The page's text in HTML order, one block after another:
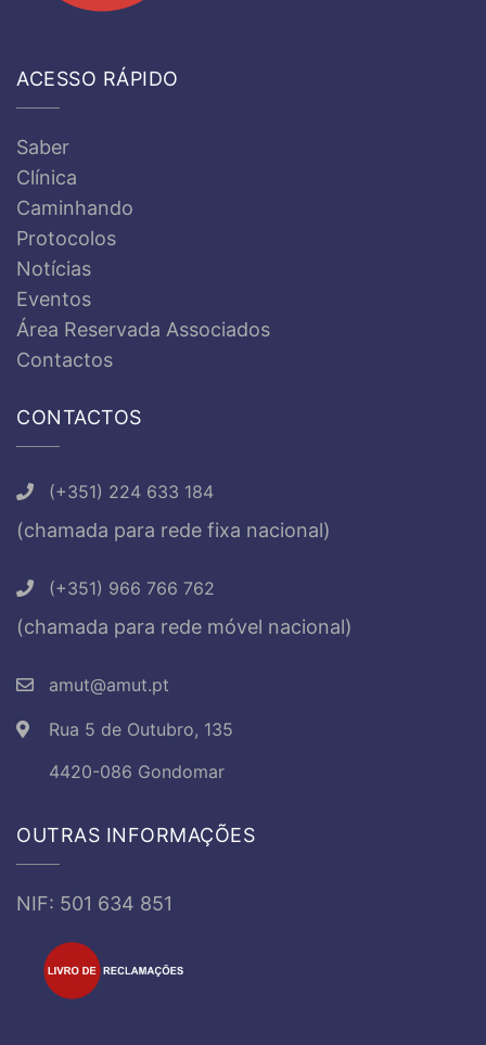
ACESSO RÁPIDO
Saber
Clínica
Caminhando
Protocolos
Notícias
Eventos
Área Reservada Associados
Contactos
CONTACTOS
(+351) 224 633 184
(chamada para rede fixa nacional)
(+351) 966 766 762
(chamada para rede móvel nacional)
amut@amut.pt
Rua 5 de Outubro, 135
4420-086 Gondomar
OUTRAS INFORMAÇÕES
NIF: 501 634 851